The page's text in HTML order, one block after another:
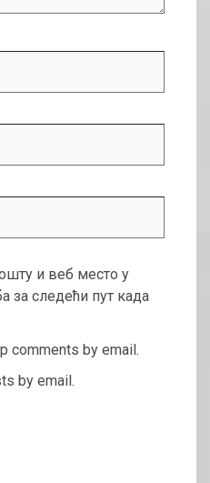
и веб место у
за следећи пут када
comments by email.
by email.